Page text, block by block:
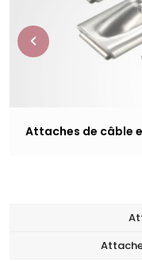
Attaches de câble